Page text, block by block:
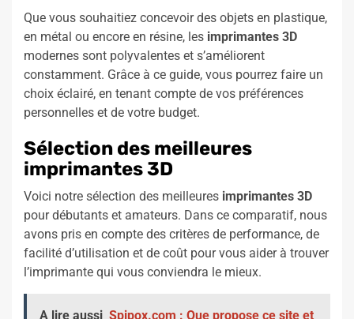
Que vous souhaitiez concevoir des objets en plastique,
en métal ou encore en résine, les imprimantes 3D
modernes sont polyvalentes et s’améliorent
constamment. Grâce à ce guide, vous pourrez faire un
choix éclairé, en tenant compte de vos préférences
personnelles et de votre budget.
Sélection des meilleures
imprimantes 3D
Voici notre sélection des meilleures imprimantes 3D
pour débutants et amateurs. Dans ce comparatif, nous
avons pris en compte des critères de performance, de
facilité d’utilisation et de coût pour vous aider à trouver
l’imprimante qui vous conviendra le mieux.
A lire aussi Spipox.com : Que propose ce site et